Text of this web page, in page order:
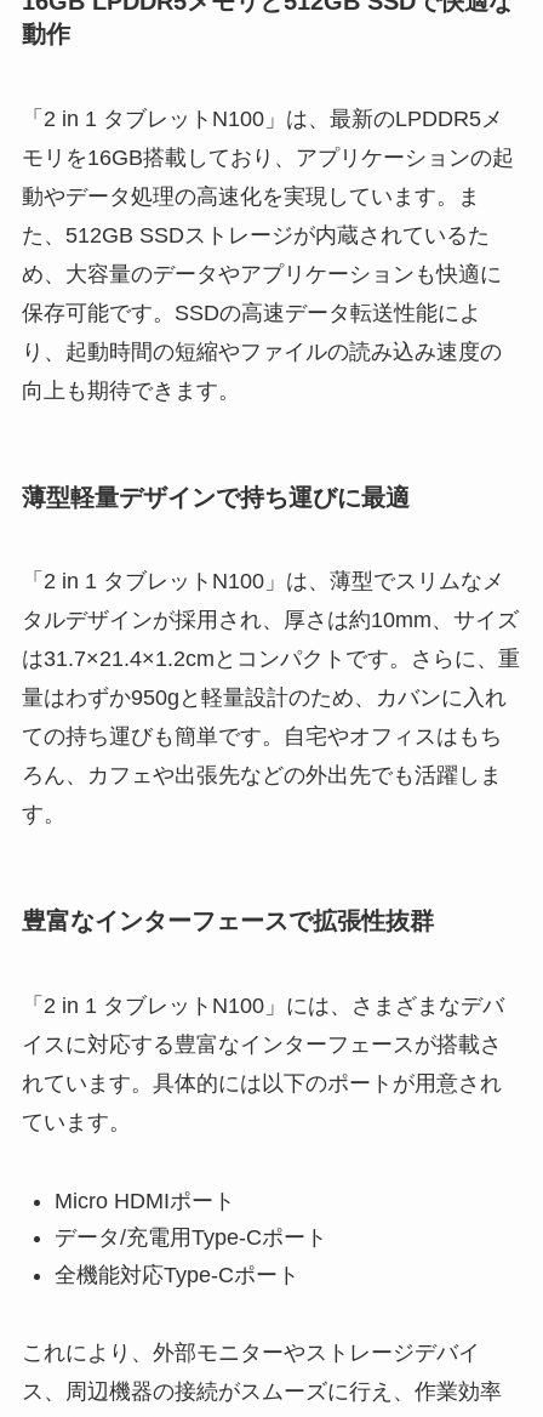
動作
「2 in 1 タブレットN100」は、最新のLPDDR5メ
モリを16GB搭載しており、アプリケーションの起
動やデータ処理の高速化を実現しています。ま
た、512GB SSDストレージが内蔵されているた
め、大容量のデータやアプリケーションも快適に
保存可能です。SSDの高速データ転送性能によ
り、起動時間の短縮やファイルの読み込み速度の
向上も期待できます。
薄型軽量デザインで持ち運びに最適
「2 in 1 タブレットN100」は、薄型でスリムなメ
タルデザインが採用され、厚さは約10mm、サイズ
は31.7×21.4×1.2cmとコンパクトです。さらに、重
量はわずか950gと軽量設計のため、カバンに入れ
ての持ち運びも簡単です。自宅やオフィスはもち
ろん、カフェや出張先などの外出先でも活躍しま
す。
豊富なインターフェースで拡張性抜群
「2 in 1 タブレットN100」には、さまざまなデバ
イスに対応する豊富なインターフェースが搭載さ
れています。具体的には以下のポートが用意され
ています。
Micro HDMIポート
データ/充電用Type-Cポート
全機能対応Type-Cポート
これにより、外部モニターやストレージデバイ
ス、周辺機器の接続がスムーズに行え、作業効率